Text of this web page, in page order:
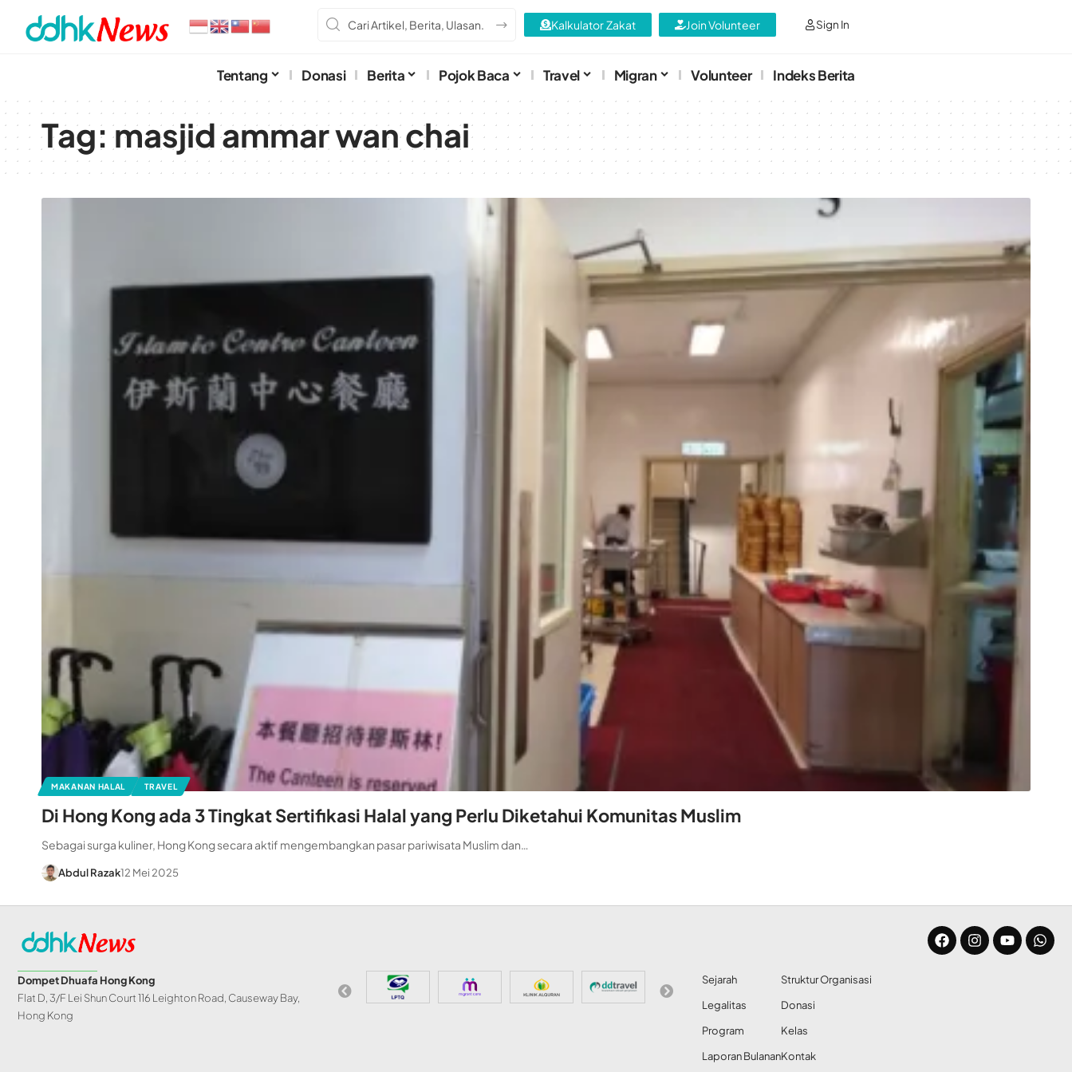
Sign In
Kalkulator Zakat Join Volunteer
Tentang Donasi Berita Pojok Baca Travel Migran Volunteer Indeks Berita
Tag:masjid ammar wan chai
MAKANAN HALAL TRAVEL
Di Hong Kong ada 3 Tingkat Sertifikasi Halal yang Perlu Diketahui Komunitas Muslim
Sebagai surga kuliner, Hong Kong secara aktif mengembangkan pasar pariwisata Muslim dan…
Abdul Razak12 Mei 2025
Dompet Dhuafa Hong Kong
Flat D, 3/F Lei Shun Court 116 Leighton Road, Causeway Bay,
Hong Kong
Sejarah
Legalitas
Program
Laporan Bulanan
Struktur Organisasi
Donasi
Kelas
Kontak